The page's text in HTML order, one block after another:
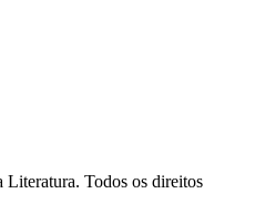
Todos os direitos